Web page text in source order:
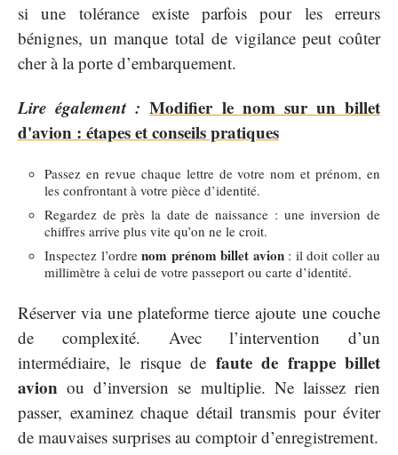
si une tolérance existe parfois pour les erreurs
bénignes, un manque total de vigilance peut coûter
cher à la porte d’embarquement.
Lire également : Modifier le nom sur un billet
d'avion : étapes et conseils pratiques
Passez en revue chaque lettre de votre nom et prénom, en
les confrontant à votre pièce d’identité.
Regardez de près la date de naissance : une inversion de
chiffres arrive plus vite qu’on ne le croit.
Inspectez l’ordre nom prénom billet avion: il doit coller au
millimètre à celui de votre passeport ou carte d’identité.
Réserver via une plateforme tierce ajoute une couche
de complexité. Avec l’intervention d’un
intermédiaire, le risque de faute de frappe billet
avion ou d’inversion se multiplie. Ne laissez rien
passer, examinez chaque détail transmis pour éviter
de mauvaises surprises au comptoir d’enregistrement.